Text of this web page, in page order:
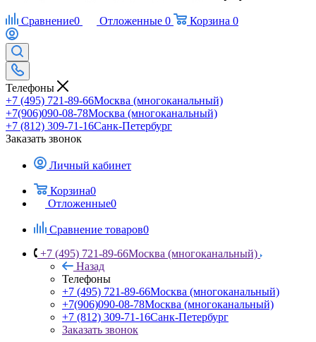
Сравнение0 Отложенные 0 Корзина 0
Телефоны
+7 (495) 721-89-66Москва (многоканальный)
+7(906)090-08-78Москва (многоканальный)
+7 (812) 309-71-16Санк-Петербург
Заказать звонок
Личный кабинет
Корзина0
Отложенные0
Сравнение товаров0
+7 (495) 721-89-66Москва (многоканальный)
Назад
Телефоны
+7 (495) 721-89-66Москва (многоканальный)
+7(906)090-08-78Москва (многоканальный)
+7 (812) 309-71-16Санк-Петербург
Заказать звонок